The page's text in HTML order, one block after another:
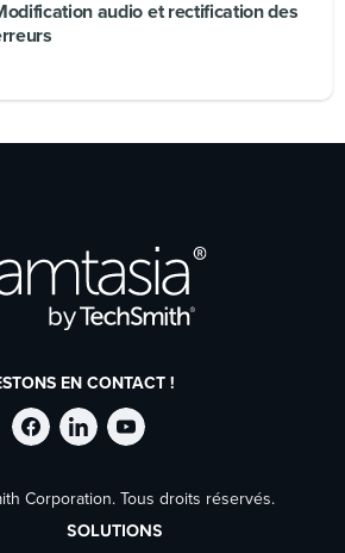
audio et rectification des
EN CONTACT !
Suivre
TechSmith
Suivre
TechSmith
Suivre
TechSmith
Corporation. Tous droits réservés.
SOLUTIONS